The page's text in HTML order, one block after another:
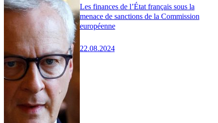
Les finances de l’État français sous la
menace de sanctions de la Commission
européenne
22.08.2024